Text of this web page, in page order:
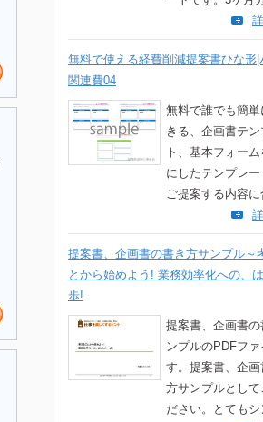
無料で使える経費削減提案書ひな形|
関連費04
無料で誰でも簡
きる、企画書テン
ト、基本フォーム
にしたテンプレー
ご提案する内容
提案書、企画書の書き方サンプル～
とから始めよう! 業務効率化への、
歩!
提案書、企画書の
ンプルのPDFフ
す。提案書、企画
方サンプルとして
ださい。とても